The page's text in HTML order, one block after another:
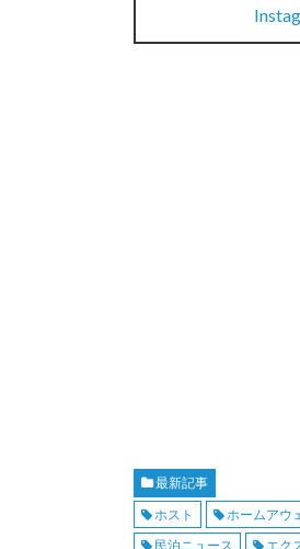
最新記事
ホスト
ホームアウ
民泊ニュース
エク